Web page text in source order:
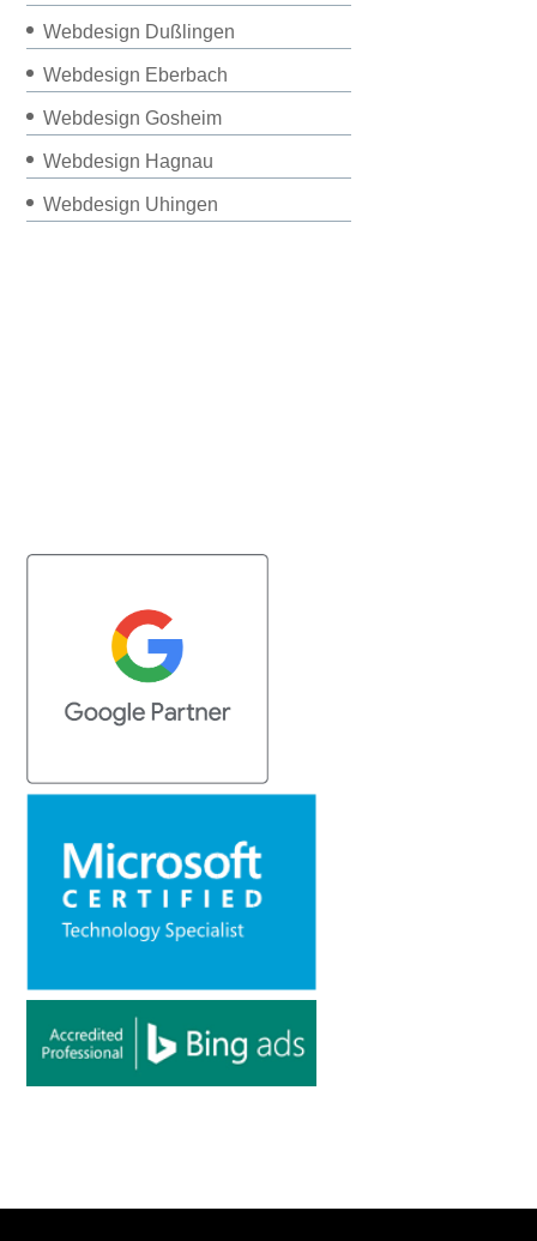
Webdesign Dußlingen
Webdesign Eberbach
Webdesign Gosheim
Webdesign Hagnau
Webdesign Uhingen